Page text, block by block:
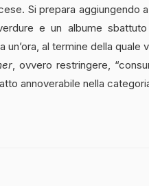
Si prepara aggiungendo
e un albume
al termine della quale
, ovvero restringere,
annoverabile nella